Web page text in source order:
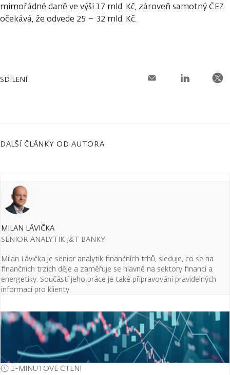
mimořádné daně ve výši 17 mld. Kč, zároveň samotný ČEZ
očekává, že odvede 25 – 32 mld. Kč.
SDÍLENÍ
DALŠÍ ČLÁNKY OD AUTORA
MILAN LÁVIČKA
SENIOR ANALYTIK J&T BANKY
Milan Lávička je senior analytik finančních trhů, sleduje, co se na
finančních trzích děje a zaměřuje se hlavně na sektory financí a
energetiky. Součástí jeho práce je také připravování pravidelných
informací pro klienty.
1-MINUTOVÉ ČTENÍ